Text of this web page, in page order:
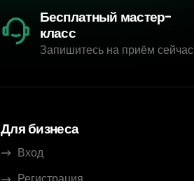
Бесплатный мастер-
класс
Запишитесь на приём сейчас
Для бизнеса
Вход